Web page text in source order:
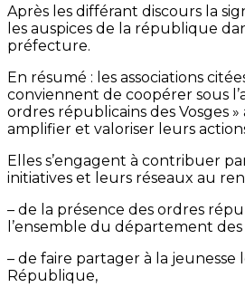
Après les différant discours la
les auspices de la république
préfecture.
En résumé : les associations
conviennent de coopérer sous
ordres républicains des Vosges »
amplifier et valoriser leurs
Elles s’engagent à contribuer
initiatives et leurs réseaux au
– de la présence des ordres
l’ensemble du département des
– de faire partager à la jeunesse
République,